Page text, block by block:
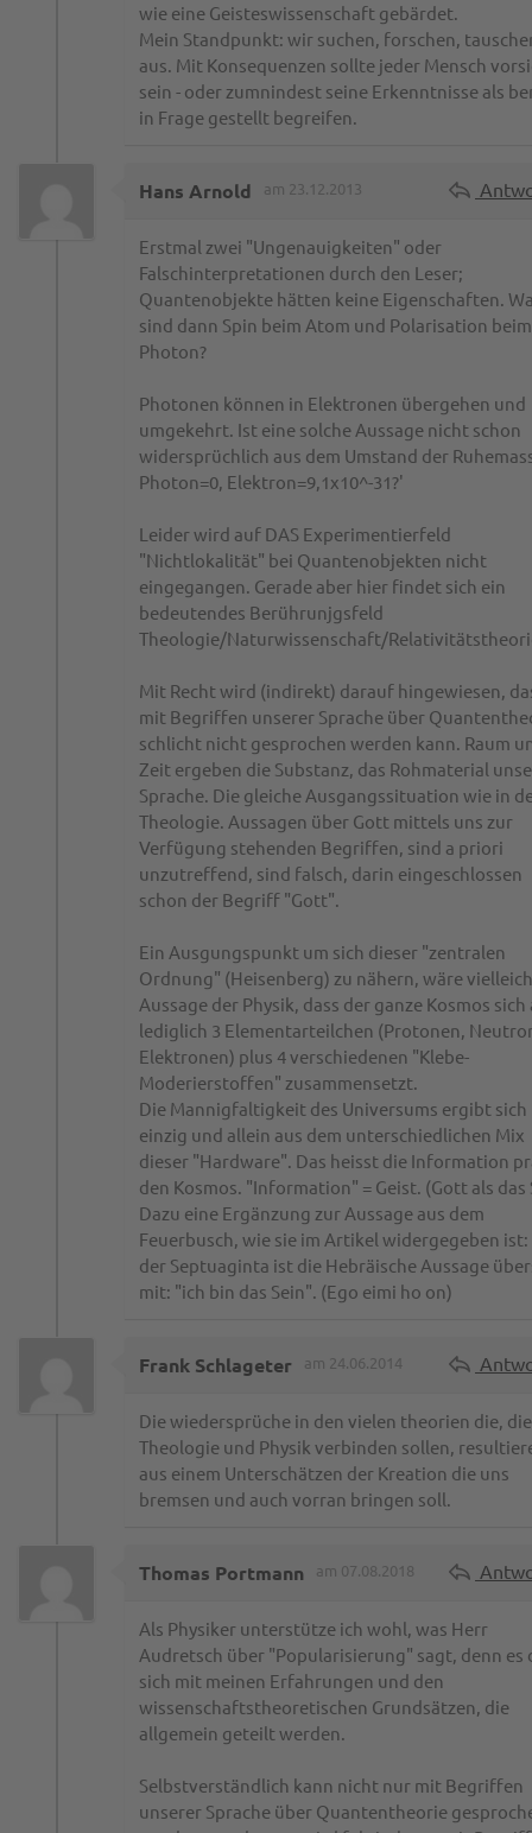
wie eine Geisteswissenschaft gebärdet.
Mein Standpunkt: wir suchen, forschen,
aus. Mit Konsequenzen sollte jeder Mensch
sein - oder zumnindest seine Erkenntnisse als
in Frage gestellt begreifen.
Hans Arnold am 23.12.2013
Erstmal zwei "Ungenauigkeiten" oder
Falschinterpretationen durch den Leser;
Quantenobjekte hätten keine Eigenschaften.
sind dann Spin beim Atom und Polarisation beim
Photon?
Photonen können in Elektronen übergehen und
umgekehrt. Ist eine solche Aussage nicht schon
widersprüchlich aus dem Umstand der
Photon=0, Elektron=9,1x10^-31?'
Leider wird auf DAS Experimentierfeld
"Nichtlokalität" bei Quantenobjekten nicht
eingegangen. Gerade aber hier findet sich ein
bedeutendes Berührunjgsfeld
Theologie/Naturwissenschaft/
Mit Recht wird (indirekt) darauf hingewiesen,
mit Begriffen unserer Sprache über
schlicht nicht gesprochen werden kann. Raum
Zeit ergeben die Substanz, das Rohmaterial
Sprache. Die gleiche Ausgangssituation wie in
Theologie. Aussagen über Gott mittels uns zur
Verfügung stehenden Begriffen, sind a priori
unzutreffend, sind falsch, darin eingeschlossen
schon der Begriff "Gott".
Ein Ausgungspunkt um sich dieser "zentralen
Ordnung" (Heisenberg) zu nähern, wäre
Aussage der Physik, dass der ganze Kosmos sich
lediglich 3 Elementarteilchen (Protonen,
Elektronen) plus 4 verschiedenen "Klebe-
Moderierstoffen" zusammensetzt.
Die Mannigfaltigkeit des Universums ergibt sich
einzig und allein aus dem unterschiedlichen Mix
dieser "Hardware". Das heisst die Information
den Kosmos. "Information" = Geist. (Gott als das
Dazu eine Ergänzung zur Aussage aus dem
Feuerbusch, wie sie im Artikel widergegeben
der Septuaginta ist die Hebräische Aussage
mit: "ich bin das Sein". (Ego eimi ho on)
Frank Schlageter am 24.06.2014
Die wiedersprüche in den vielen theorien die, die
Theologie und Physik verbinden sollen,
aus einem Unterschätzen der Kreation die uns
bremsen und auch vorran bringen soll.
Thomas Portmann am 07.08.2018
Als Physiker unterstütze ich wohl, was Herr
Audretsch über "Popularisierung" sagt, denn es
sich mit meinen Erfahrungen und den
wissenschaftstheoretischen Grundsätzen, die
allgemein geteilt werden.
Selbstverständlich kann nicht nur mit Begriffen
unserer Sprache über Quantentheorie